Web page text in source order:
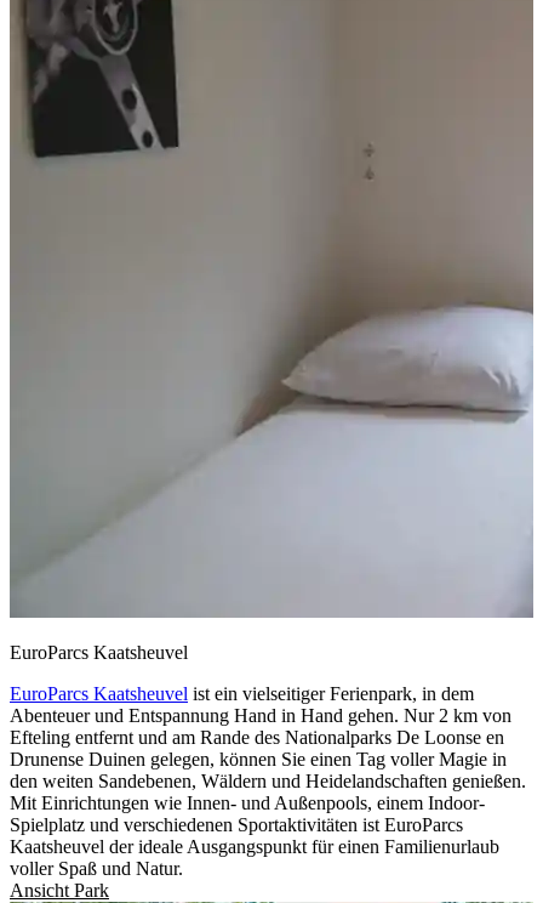
EuroParcs Kaatsheuvel
EuroParcs Kaatsheuvel ist ein vielseitiger Ferienpark, in dem
Abenteuer und Entspannung Hand in Hand gehen. Nur 2 km von
Efteling entfernt und am Rande des Nationalparks De Loonse en
Drunense Duinen gelegen, können Sie einen Tag voller Magie in
den weiten Sandebenen, Wäldern und Heidelandschaften genießen.
Mit Einrichtungen wie Innen- und Außenpools, einem Indoor-
Spielplatz und verschiedenen Sportaktivitäten ist EuroParcs
Kaatsheuvel der ideale Ausgangspunkt für einen Familienurlaub
voller Spaß und Natur.
Ansicht Park